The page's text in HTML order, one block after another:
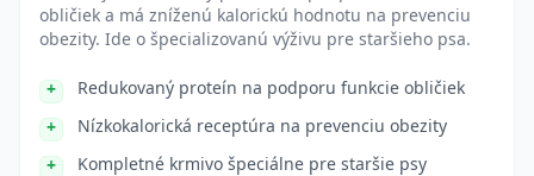
obličiek a má zníženú kalorickú hodnotu na prevenciu
obezity. Ide o špecializovanú výživu pre staršieho psa.
Redukovaný proteín na podporu funkcie obličiek
Nízkokalorická receptúra na prevenciu obezity
Kompletné krmivo špeciálne pre staršie psy